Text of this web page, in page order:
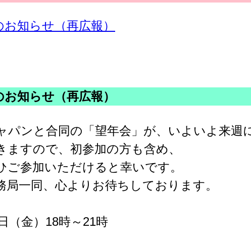
知らせ（再広報）
知らせ（再広報）
パンと合同の「望年会」が、いよいよ来週
ますので、初参加の方も含め、
ご参加いただけると幸いです。
一同、心よりお待ちしております。
（金）18時～21時